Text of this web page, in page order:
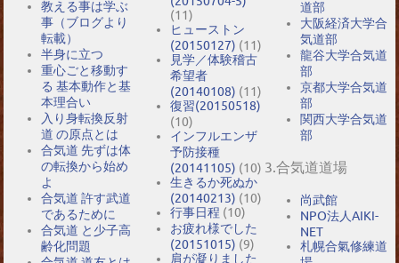
教える事は学ぶ
事（ブログより
転載）
半身に立つ
重心ごと移動す
る 基本動作と基
本理合い
入り身転換反射
道 の原点とは
合気道 先ずは体
の転換から始め
よ
合気道 許す武道
であるために
合気道 と少子高
齢化問題
(11)
ヒューストン
(20150127) (11)
見学／体験稽古
希望者
(20140108) (11)
復習(20150518)
(10)
インフルエンザ
予防接種
(20141105) (10)
生きるか死ぬか
(20140213) (10)
行事日程 (10)
お疲れ様でした
(20151015) (9)
肩が凝りました
道部
大阪経済大学合
気道部
龍谷大学合気道
部
京都大学合気道
部
関西大学合気道
部
3.合気道道場
尚武館
NPO法人AIKI-
NET
札幌合氣修練道